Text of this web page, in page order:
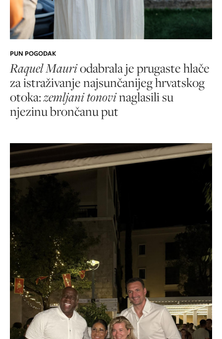
PUN POGODAK
Raquel Mauriodabrala je prugaste hlače
za istraživanje najsunčanijeg hrvatskog
otoka:zemljani tonovinaglasili su
njezinu brončanu put